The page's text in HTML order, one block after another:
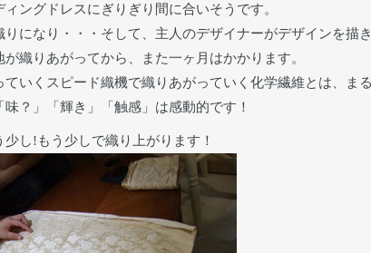
ングドレスにぎりぎり間に合いそうです。
りになり・・・そして、主人のデザイナーがデザインを描
が織りあがってから、また一ヶ月はかかります。
ていくスピード織機で織りあがっていく化学繊維とは、ま
？」「輝き」「触感」は感動的です！
し!もう少しで織り上がります！